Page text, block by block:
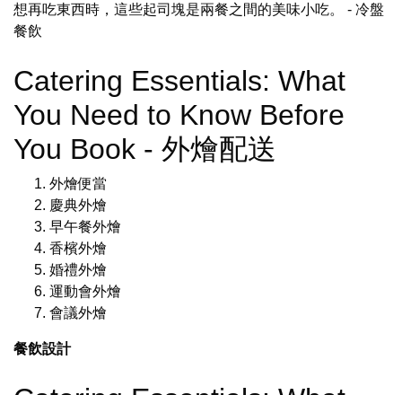
想再吃東西時，這些起司塊是兩餐之間的美味小吃。 - 冷盤
餐飲
Catering Essentials: What
You Need to Know Before
You Book - 外燴配送
外燴便當
慶典外燴
早午餐外燴
香檳外燴
婚禮外燴
運動會外燴
會議外燴
餐飲設計